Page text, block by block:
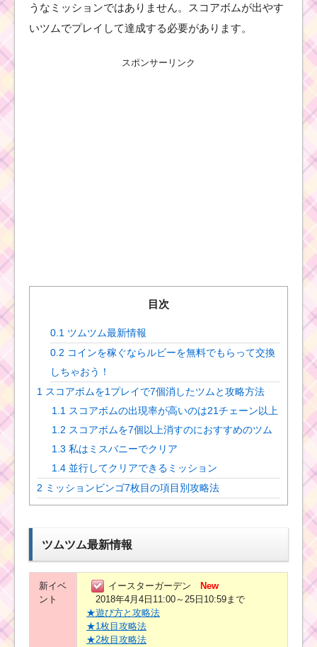
うなミッションではありません。スコアボムが出やす
いツムでプレイして達成する必要があります。
スポンサーリンク
目次
0.1 ツムツム最新情報
0.2 コインを稼ぐならルビーを無料でもらって交換
しちゃおう！
1 スコアボムを1プレイで7個消したツムと攻略方法
1.1 スコアボムの出現率が高いのは21チェーン以上
1.2 スコアボムを7個以上消すのにおすすめのツム
1.3 私はミスバニーでクリア
1.4 並行してクリアできるミッション
2 ミッションビンゴ7枚目の項目別攻略法
ツムツム最新情報
新イベ
ント
イースターガーデン New
2018年4月4日11:00～25日10:59まで
★遊び方と攻略法
★1枚目攻略法
★2枚目攻略法